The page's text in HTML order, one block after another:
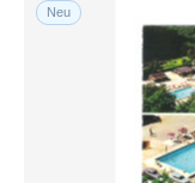
Neu